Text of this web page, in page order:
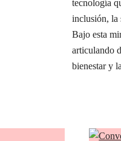
tecnología
inclusión, la
Bajo esta
articulando
bienestar y